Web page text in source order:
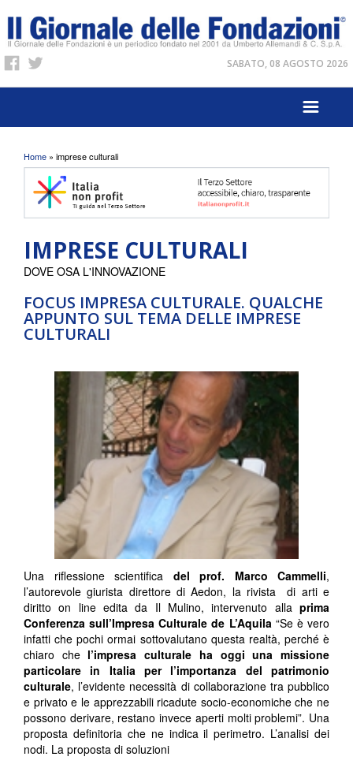
SABATO, 08 AGOSTO 2026
Tu sei qui
Home » imprese culturali
IMPRESE CULTURALI
FOCUS IMPRESA CULTURALE. QUALCHE
APPUNTO SUL TEMA DELLE IMPRESE
CULTURALI
DOVE OSA L'INNOVAZIONE
Una riflessione scientifica del prof. Marco Cammelli,
l’autorevole giurista direttore di Aedon, la rivista di arti e
diritto on line edita da Il Mulino, intervenuto alla prima
Conferenza sull’Impresa Culturale de L’Aquila “Se è vero
infatti che pochi ormai sottovalutano questa realtà, perché è
chiaro che l’impresa culturale ha oggi una missione
particolare in Italia per l’importanza del patrimonio
culturale, l’evidente necessità di collaborazione tra pubblico
e privato e le apprezzabili ricadute socio-economiche che ne
possono derivare, restano invece aperti molti problemi”. Una
proposta definitoria che ne indica il perimetro. L’analisi dei
nodi. La proposta di soluzioni